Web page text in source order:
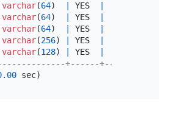
varchar(64) YES
varchar(64) YES
varchar(64) YES
varchar(256) YES
varchar(128) YES
+------+------